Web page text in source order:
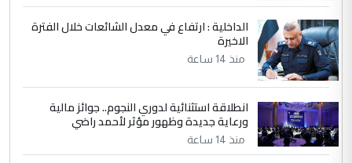
ابا فرات ...
الموضوع :
الجواهري يرد على صدام حسين سل
مضجعيك يابن الزنا (نص كامل)
5 سردار
التعليق : واحد من عصابة علي ماما يسقط
جنسية الرافد الثالث للعراق ومن اصول عريقة
الداخلية : ارتفاع في معدل الشائعات خلال الفترة
الاخيرة
منذ 14 ساعة
انطلاقة استثنائية لدوري النجوم.. جوائز مالية
ورعاية جديدة وظهور مؤثر لأحمد راضي
منذ 14 ساعة